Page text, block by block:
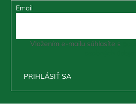
Email
Vložením e-mailu súhlasíte s
PRIHLÁSIŤ SA